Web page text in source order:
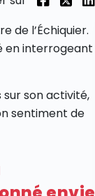
de l’Échiquier.
en interrogeant
sur son activité,
sentiment de